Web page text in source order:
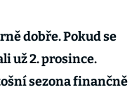
dobře. Pokud se
už 2. prosince.
sezona finančně